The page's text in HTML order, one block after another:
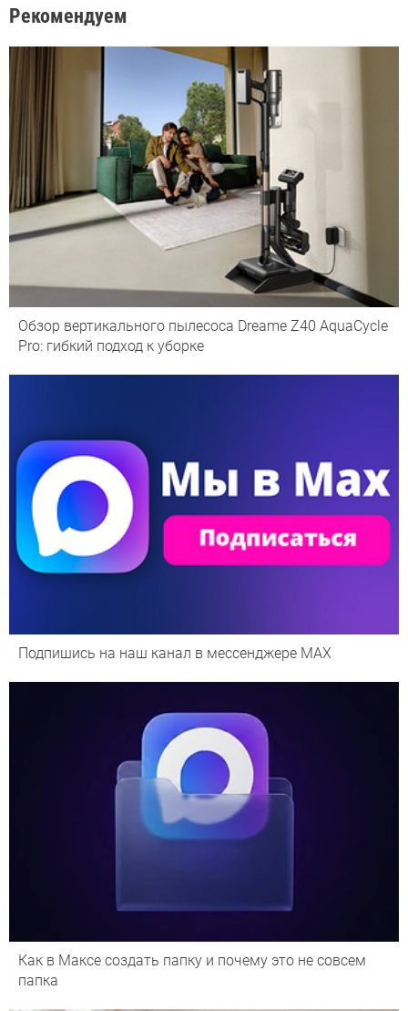
Рекомендуем
Обзор вертикального пылесоса Dreame Z40 AquaCycle
Pro: гибкий подход к уборке
Подпишись на наш канал в мессенджере МАХ
Как в Максе создать папку и почему это не совсем
папка